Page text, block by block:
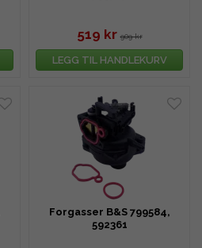
519 kr 909 kr
LEGG TIL HANDLEKURV
Forgasser B&S 799584,
592361